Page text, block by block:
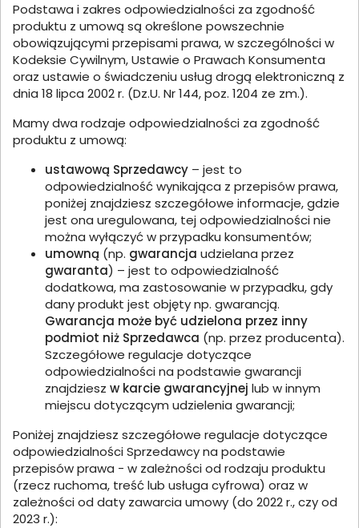
Podstawa i zakres odpowiedzialności za zgodność
produktu z umową są określone powszechnie
obowiązującymi przepisami prawa, w szczególności w
Kodeksie Cywilnym, Ustawie o Prawach Konsumenta
oraz ustawie o świadczeniu usług drogą elektroniczną z
dnia 18 lipca 2002 r. (Dz.U. Nr 144, poz. 1204 ze zm.).
Mamy dwa rodzaje odpowiedzialności za zgodność
produktu z umową:
ustawową Sprzedawcy – jest to
odpowiedzialność wynikająca z przepisów prawa,
poniżej znajdziesz szczegółowe informacje, gdzie
jest ona uregulowana, tej odpowiedzialności nie
można wyłączyć w przypadku konsumentów;
umowną (np. gwarancja udzielana przez
gwaranta) – jest to odpowiedzialność
dodatkowa, ma zastosowanie w przypadku, gdy
dany produkt jest objęty np. gwarancją.
Gwarancja może być udzielona przez inny
podmiot niż Sprzedawca (np. przez producenta).
Szczegółowe regulacje dotyczące
odpowiedzialności na podstawie gwarancji
znajdziesz w karcie gwarancyjnej lub w innym
miejscu dotyczącym udzielenia gwarancji;
Poniżej znajdziesz szczegółowe regulacje dotyczące
odpowiedzialności Sprzedawcy na podstawie
przepisów prawa - w zależności od rodzaju produktu
(rzecz ruchoma, treść lub usługa cyfrowa) oraz w
zależności od daty zawarcia umowy (do 2022 r., czy od
2023 r.):